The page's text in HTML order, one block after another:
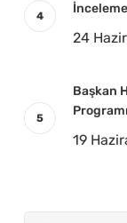
24
Başkan
19